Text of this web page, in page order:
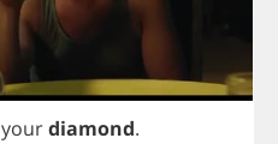
yourdiamond.